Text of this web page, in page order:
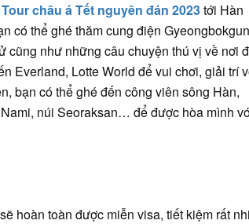
Tour châu á Tết nguyên đán 2023tới Hàn
có thể ghé thăm cung điện
như những câu chuyện thú vị về nơi
Everland, Lotte World để vui chơi, giải trí
bạn có thể ghé đến công viên sông Hàn,
núi Seoraksan… để được hòa mình
hoàn toàn được miễn visa, tiết kiệm rất